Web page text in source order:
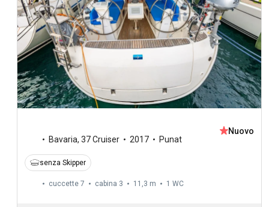
Bavaria, 37 Cruiser 2017 Punat
Nuovo
senza Skipper
cuccette 7 cabina 3 11,3 m 1 WC